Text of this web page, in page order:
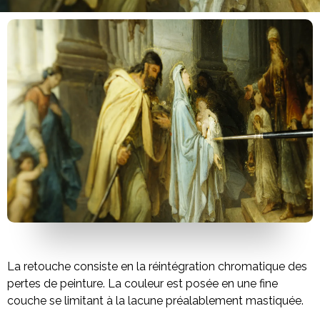
La retouche consiste en la réintégration chromatique des
pertes de peinture. La couleur est posée en une fine
couche se limitant à la lacune préalablement mastiquée.